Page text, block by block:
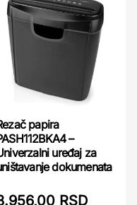
papira
–
uređaj za
dokumenata
RSD